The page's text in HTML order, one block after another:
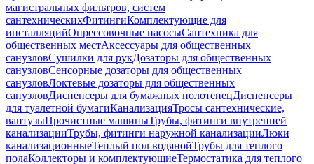
магистральных фильтров, систем
сантехническихФитингиКомплектующие для
инсталляцийОпрессовочные насосыСантехника для
общественных местАксессуары для общественных
санузловСушилки для рукДозаторы для общественных
санузловСенсорные дозаторы для общественных
санузловЛоктевые дозаторы для общественных
санузловДиспенсеры для бумажных полотенецДиспенсеры
для туалетной бумагиКанализацияТросы сантехнические,
вантузыПрочистные машиныТрубы, фитинги внутренней
канализацииТрубы, фитинги наружной канализацииЛюки
канализационныеТеплый пол водянойТрубы для теплого
полаКоллекторы и комплектующиеТермостатика для теплого